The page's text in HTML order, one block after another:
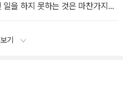
을 하지 못하는 것은 마찬가지이
그 약을 먹은 사람을 일찍 무덤으
다.
기